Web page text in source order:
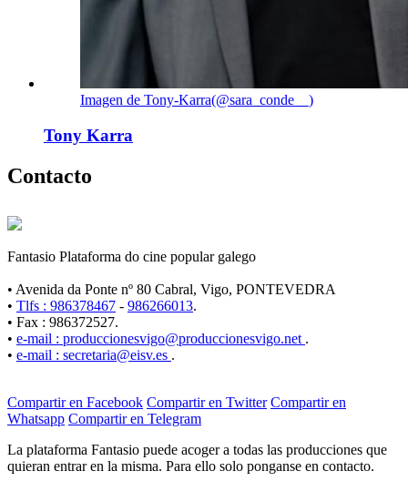
Imagen de Tony-Karra(@sara_conde__)
Tony Karra
Contacto
Fantasio Plataforma do cine popular galego
• Avenida da Ponte nº 80 Cabral, Vigo, PONTEVEDRA
• Tlfs : 986378467 - 986266013.
• Fax : 986372527.
• e-mail : produccionesvigo@produccionesvigo.net .
• e-mail : secretaria@eisv.es .
Compartir en Facebook Compartir en Twitter Compartir en
Whatsapp Compartir en Telegram
La plataforma Fantasio puede acoger a todas las producciones que
quieran entrar en la misma. Para ello solo ponganse en contacto.